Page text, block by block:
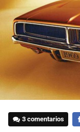
3 comentarios